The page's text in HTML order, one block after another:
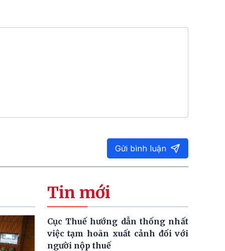
Gửi bình luận
Tin mới
Cục Thuế hướng dẫn thống nhất
việc tạm hoãn xuất cảnh đối với
người nộp thuế